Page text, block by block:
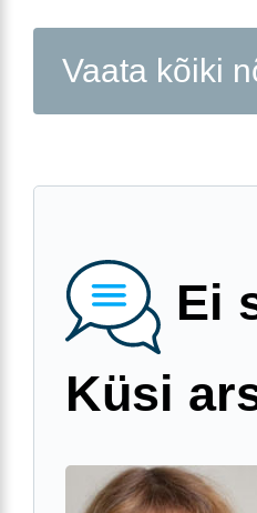
Vaata kõiki
Ei
Küsi